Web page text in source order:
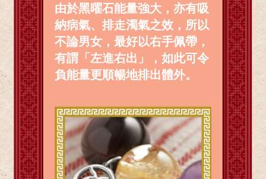
由於黑曜石能量強大，亦有吸
納病氣、排走濁氣之效，所以
不論男女，最好以右手佩帶，
有謂「左進右出」，如此可令
負能量更順暢地排出體外。